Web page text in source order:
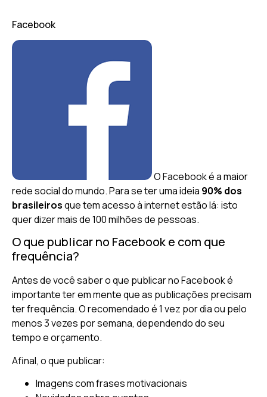
Facebook
O Facebook é a maior
rede social do mundo. Para se ter uma ideia 90% dos
brasileirosque tem acesso à internet estão lá: isto
quer dizer mais de 100 milhões de pessoas.
O que publicar no Facebook e com que
frequência?
Antes de você saber o que publicar no Facebook é
importante ter em mente que as publicações precisam
ter frequência. O recomendado é 1 vez por dia ou pelo
menos 3 vezes por semana, dependendo do seu
tempo e orçamento.
Afinal, o que publicar:
Imagens com frases motivacionais